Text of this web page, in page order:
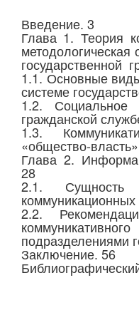
Введение. 3
Глава 1. Теория
государственной
1.1. Основные
системе
1.2. Социальное
гражданской
1.3.
«общество-
Глава 2.
28
2.1.
коммуникационных
2.2.
подразделениями
Заключение. 56